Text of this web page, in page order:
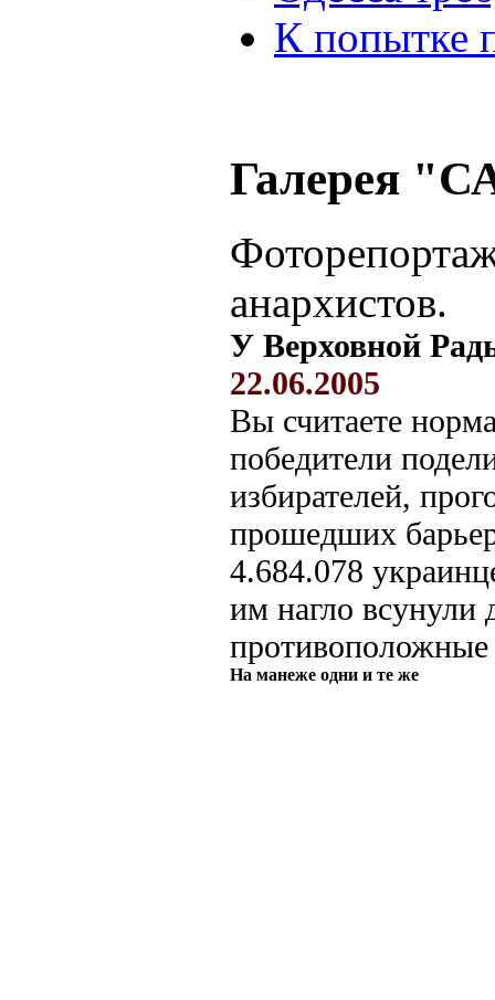
К попытке
Галерея
анархистов.
У Верховной
22.06.2005
Вы считаете
победители
избирателей,
прошедших
4.684.078
им нагло всунули
противоположные
На манеже одни и те же